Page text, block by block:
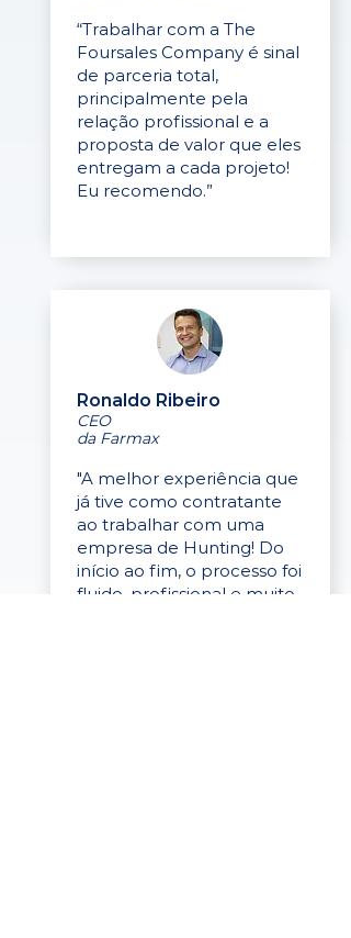
“Trabalhar com a The
Foursales Company é sinal
de parceria total,
principalmente pela
relação profissional e a
proposta de valor que eles
entregam a cada projeto!
Eu recomendo.”
Ronaldo Ribeiro
CEO
da Farmax
"A melhor experiência que
já tive como contratante
ao trabalhar com uma
empresa de Hunting! Do
início ao fim, o processo foi
fluido, profissional e muito